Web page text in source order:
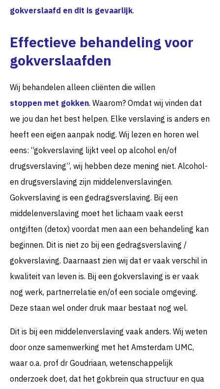
gokverslaafd en dit is gevaarlijk.
Effectieve behandeling voor
gokverslaafden
Wij behandelen alleen cliënten die willen
stoppen met gokken. Waarom? Omdat wij vinden dat
we jou dan het best helpen. Elke verslaving is anders en
heeft een eigen aanpak nodig. Wij lezen en horen wel
eens: “gokverslaving lijkt veel op alcohol en/of
drugsverslaving”, wij hebben deze mening niet. Alcohol-
en drugsverslaving zijn middelenverslavingen.
Gokverslaving is een gedragsverslaving. Bij een
middelenverslaving moet het lichaam vaak eerst
ontgiften (detox) voordat men aan een behandeling kan
beginnen. Dit is niet zo bij een gedragsverslaving /
gokverslaving. Daarnaast zien wij dat er vaak verschil in
kwaliteit van leven is. Bij een gokverslaving is er vaak
nog werk, partnerrelatie en/of een sociale omgeving.
Deze staan wel onder druk maar bestaat nog wel.
Dit is bij een middelenverslaving vaak anders. Wij weten
door onze samenwerking met het Amsterdam UMC,
waar o.a. prof dr Goudriaan, wetenschappelijk
onderzoek doet, dat het gokbrein qua structuur en qua